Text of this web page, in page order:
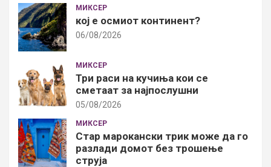
МИКСЕР
кој е осмиот континент?
06/08/2026
МИКСЕР
Три раси на кучиња кои се
сметаат за најпослушни
05/08/2026
МИКСЕР
Стар марокански трик може да го
разлади домот без трошење
струја